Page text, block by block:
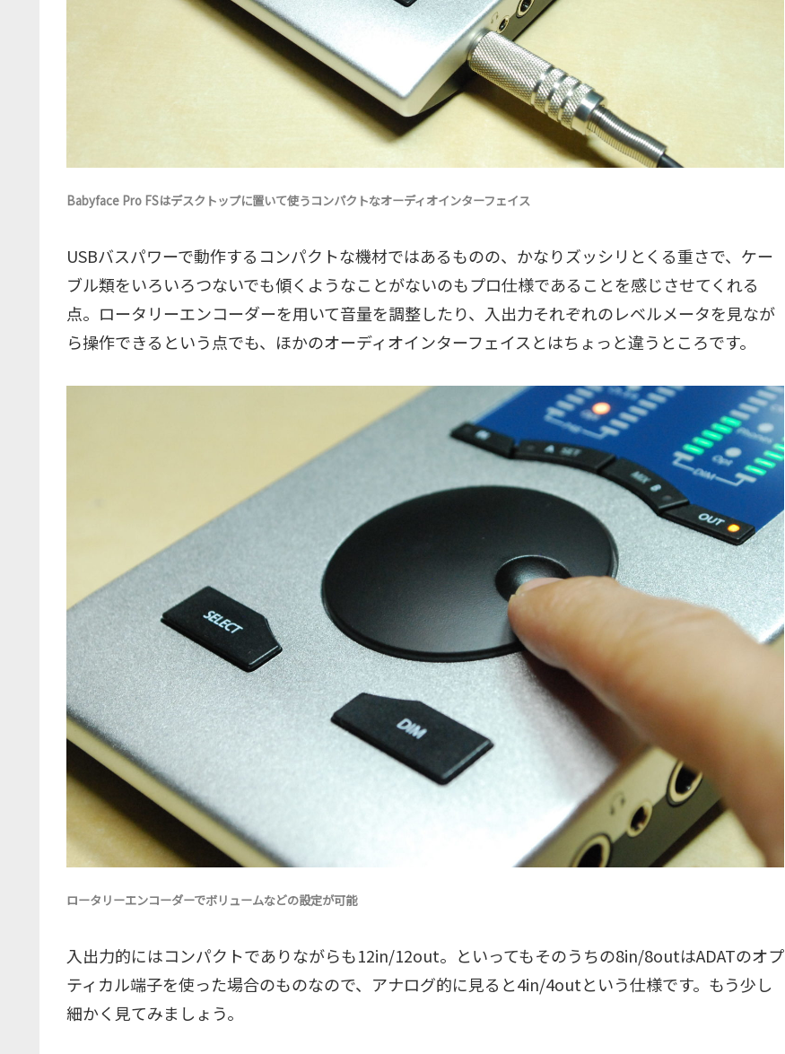
Babyface Pro FSはデスクトップに置いて使うコンパクトなオーディオインターフェイス
USBバスパワーで動作するコンパクトな機材ではあるものの、かなりズッシリとくる重さで、ケー
ブル類をいろいろつないでも傾くようなことがないのもプロ仕様であることを感じさせてくれる
点。ロータリーエンコーダーを用いて音量を調整したり、入出力それぞれのレベルメータを見なが
ら操作できるという点でも、ほかのオーディオインターフェイスとはちょっと違うところです。
ロータリーエンコーダーでボリュームなどの設定が可能
入出力的にはコンパクトでありながらも12in/12out。といってもそのうちの8in/8outはADATのオプ
ティカル端子を使った場合のものなので、アナログ的に見ると4in/4outという仕様です。もう少し
細かく見てみましょう。